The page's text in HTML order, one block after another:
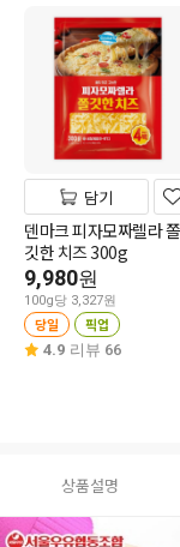
담기
덴마크 피자모짜렐라 쫄
깃한 치즈 300g
9,980원
100g당 3,327원
당일 픽업
4.9 리뷰 66
상품설명